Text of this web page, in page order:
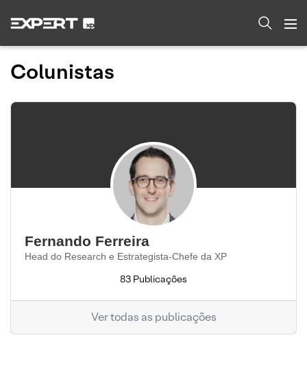
Colunistas
Fernando Ferreira
Head do Research e Estrategista-Chefe da XP
83 Publicações
Ver todas as publicações